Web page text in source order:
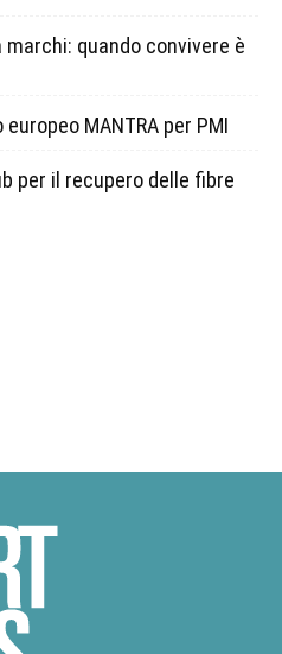
quando convivere è
MANTRA per PMI
per il recupero delle fibre